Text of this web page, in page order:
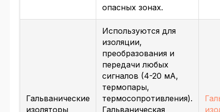
опасных зонах.
Гальванические
изоляторы
Используются для
изоляции,
преобразования и
передачи любых
сигналов (4-20 мА,
термопары,
термосопротивления).
Гальваническая